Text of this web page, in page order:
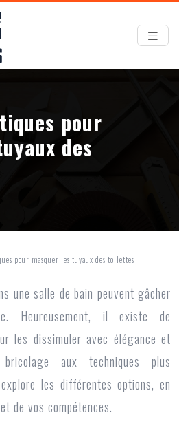
pour
des
pour masquer les tuyaux des toilettes
une salle de bain peuvent gâcher
Heureusement, il existe de
les dissimuler avec élégance et
aux techniques plus
les différentes options, en
de vos compétences.